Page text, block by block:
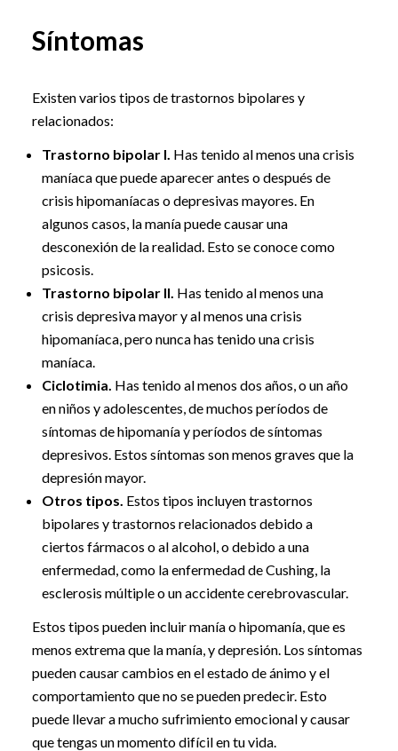
Síntomas
Existen varios tipos de trastornos bipolares y
relacionados:
Trastorno bipolar I. Has tenido al menos una crisis
maníaca que puede aparecer antes o después de
crisis hipomaníacas o depresivas mayores. En
algunos casos, la manía puede causar una
desconexión de la realidad. Esto se conoce como
psicosis.
Trastorno bipolar II. Has tenido al menos una
crisis depresiva mayor y al menos una crisis
hipomaníaca, pero nunca has tenido una crisis
maníaca.
Ciclotimia. Has tenido al menos dos años, o un año
en niños y adolescentes, de muchos períodos de
síntomas de hipomanía y períodos de síntomas
depresivos. Estos síntomas son menos graves que la
depresión mayor.
Otros tipos. Estos tipos incluyen trastornos
bipolares y trastornos relacionados debido a
ciertos fármacos o al alcohol, o debido a una
enfermedad, como la enfermedad de Cushing, la
esclerosis múltiple o un accidente cerebrovascular.
Estos tipos pueden incluir manía o hipomanía, que es
menos extrema que la manía, y depresión. Los síntomas
pueden causar cambios en el estado de ánimo y el
comportamiento que no se pueden predecir. Esto
puede llevar a mucho sufrimiento emocional y causar
que tengas un momento difícil en tu vida.